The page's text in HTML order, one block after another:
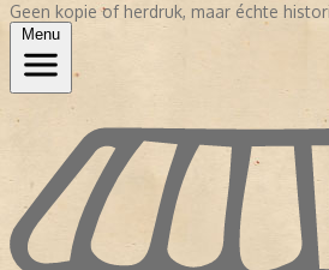
Geen kopie of herdruk, maar échte
Menu